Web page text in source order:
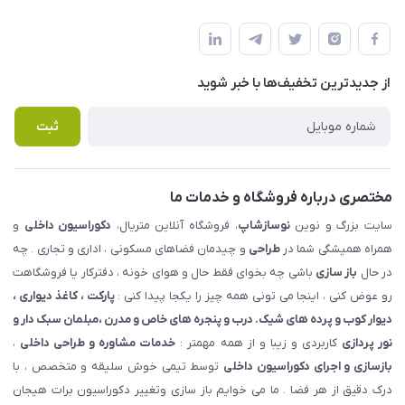
املاک مدنی - نوساز شاپ
لیست محصولات
درباره ما
قوانین و مقررات
حریم خصوصی
راهنما
پرسش های متداول
از جدید‌ترین تخفیف‌ها با‌ خبر شوید
ثبت
مختصری درباره فروشگاه و خدمات ما
سایت بزرگ و نویننوسازشاپ، فروشگاه آنلاین متریال، دکوراسیون داخلی و
همراه همیشگی شما درطراحی و چیدمان فضاهای مسکونی ، اداری و تجاری . چه
در حال باز سازی باشی چه بخوای فقط حال و هوای خونه ، دفترکار یا فروشگاهت
رو عوض کنی ، اینجا می تونی همه چیز را یکجا پیدا کنی :پارکت ، کاغذ دیواری ،
دیوار کوب و پرده های شیک. درب و پنجره های خاص و مدرن ،مبلمان سبک دار و
نور پردازی کاربردی و زیبا و از همه مهمتر : خدمات مشاوره و طراحی داخلی ،
بازسازی و اجرای دکوراسیون داخلی توسط تیمی خوش سلیقه و متخصص ، با
درک دقیق از هر فضا . ما می خوایم باز سازی وتغییر دکوراسیون برات هیجان